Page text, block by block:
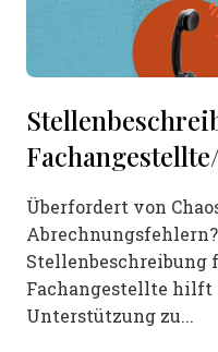
Überfordert von
Stellenbeschreibung
Fachangestellte hilft
Unterstützung zu...